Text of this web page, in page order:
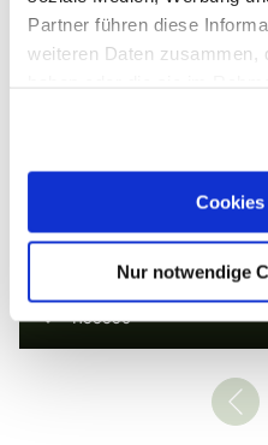
Partner führen diese
weiteren Daten zusammen,
Cookies, wenn Sie unsere
Nur notwendige
Nassau over de hele